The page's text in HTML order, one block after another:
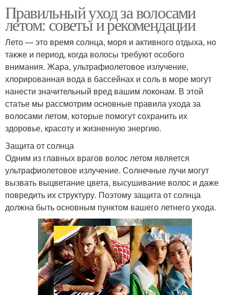
Правильный уход за волосами
летом: советы и рекомендации
Лето — это время солнца, моря и активного отдыха, но
также и период, когда волосы требуют особого
внимания. Жара, ультрафиолетовое излучение,
хлорированная вода в бассейнах и соль в море могут
нанести значительный вред вашим локонам. В этой
статье мы рассмотрим основные правила ухода за
волосами летом, которые помогут сохранить их
здоровье, красоту и жизненную энергию.
Защита от солнца
Одним из главных врагов волос летом является
ультрафиолетовое излучение. Солнечные лучи могут
вызвать выцветание цвета, высушивание волос и даже
повредить их структуру. Поэтому защита от солнца
должна быть основным пунктом вашего летнего ухода.